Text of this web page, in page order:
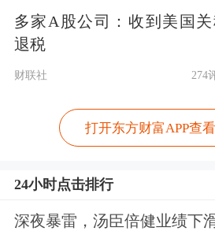
龙指数跌0.3%。小鹏汽
壳、蔚来、百度等跌
多家A股公司：收到美国
退税
财联社 274
打开东方财富APP查
24小时点击排行
深夜暴雷，汤臣倍健业绩下